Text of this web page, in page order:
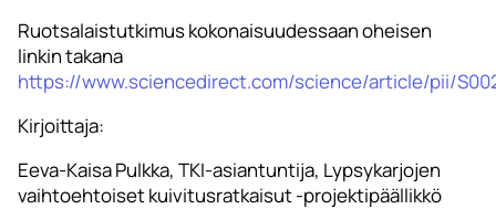
Ruotsalaistutkimus kokonaisuudessaan oheisen
linkin takana
https://www.sciencedirect.com/science/article/pii/
Kirjoittaja:
Eeva-Kaisa Pulkka, TKI-asiantuntija, Lypsykarjojen
vaihtoehtoiset kuivitusratkaisut -projektipäällikkö